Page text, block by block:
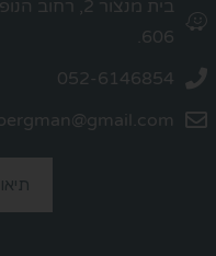
606.
052-6146854